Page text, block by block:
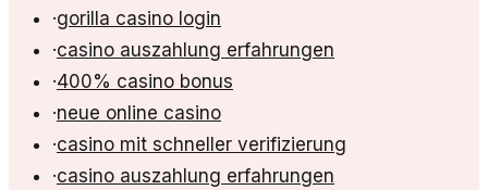
·gorilla casino login
·casino auszahlung erfahrungen
·400% casino bonus
·neue online casino
·casino mit schneller verifizierung
·casino auszahlung erfahrungen